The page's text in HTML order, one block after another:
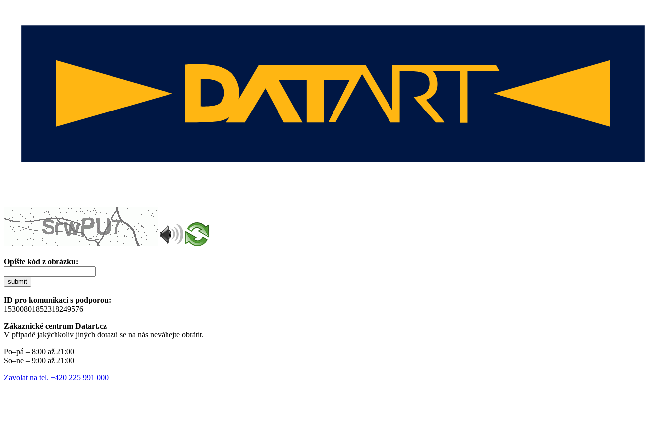
Opište kód z obrázku:
submit
ID pro komunikaci s podporou:
15300801852318249576
Zákaznické centrum Datart.cz
V případě jakýchkoliv jiných dotazů se na nás neváhejte obrátit.
Po–pá – 8:00 až 21:00
So–ne – 9:00 až 21:00
Zavolat na tel. +420 225 991 000